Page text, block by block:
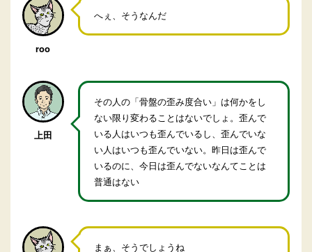
roo
へぇ、そうなんだ
上田
その人の「骨盤の歪み度合い」は何かをし
ない限り変わることはないでしょ。歪んで
いる人はいつも歪んでいるし、歪んでいな
い人はいつも歪んでいない。昨日は歪んで
いるのに、今日は歪んでないなんてことは
普通はない
まぁ、そうでしょうね